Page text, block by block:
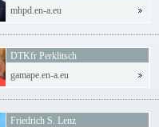
mhpd.en-a.eu
DTKfr Perklitsch
gamape.en-a.eu
Friedrich S. Lenz